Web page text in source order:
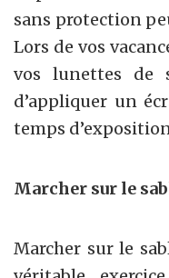
sans protection
Lors de vos
vos lunettes de
d’appliquer un
temps
Marcher sur le
Marcher sur le